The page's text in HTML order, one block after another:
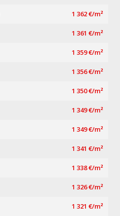
1 362 €/m²
1 361 €/m²
1 359 €/m²
1 356 €/m²
1 350 €/m²
1 349 €/m²
1 349 €/m²
1 341 €/m²
1 338 €/m²
1 326 €/m²
1 321 €/m²